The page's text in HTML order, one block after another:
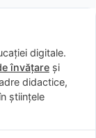
digitale.
învățare și
didactice,
științele